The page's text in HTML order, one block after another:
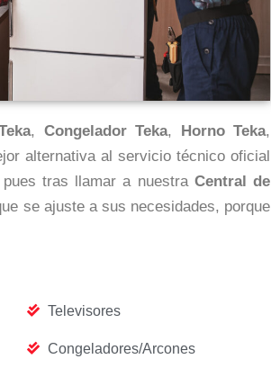
, Congelador Teka, Horno Teka,
alternativa al servicio técnico oficial
tras llamar a nuestra Central de
se ajuste a sus necesidades, porque
Televisores
Congeladores/Arcones